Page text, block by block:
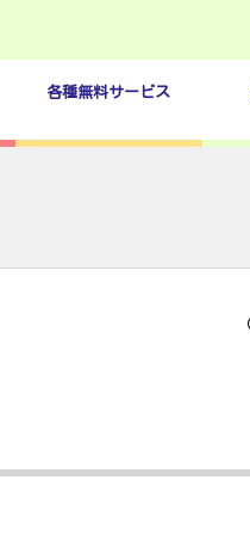
各種無料サービス